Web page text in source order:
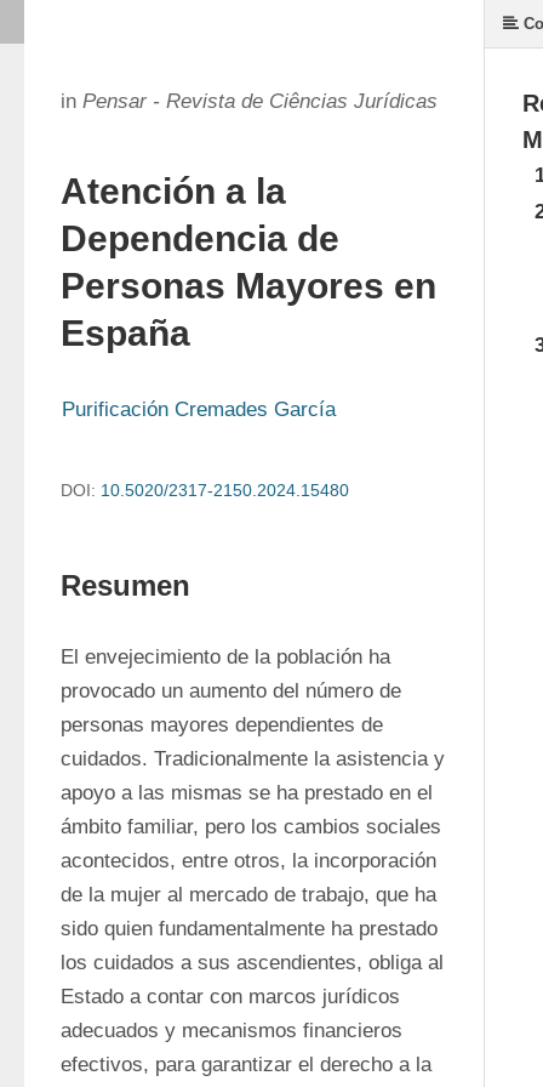
in Pensar - Revista de Ciências Jurídicas
Atención a la
Dependencia de
Personas Mayores en
España
Purificación Cremades García
DOI: 10.5020/2317-2150.2024.15480
Resumen
El envejecimiento de la población ha
provocado un aumento del número de
personas mayores dependientes de
cuidados. Tradicionalmente la asistencia y
apoyo a las mismas se ha prestado en el
ámbito familiar, pero los cambios sociales
acontecidos, entre otros, la incorporación
de la mujer al mercado de trabajo, que ha
sido quien fundamentalmente ha prestado
los cuidados a sus ascendientes, obliga al
Estado a contar con marcos jurídicos
adecuados y mecanismos financieros
efectivos, para garantizar el derecho a la